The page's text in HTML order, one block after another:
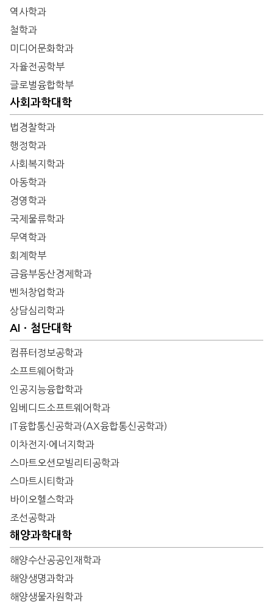
역사학과
철학과
미디어문화학과
자율전공학부
글로벌융합학부
사회과학대학
법경찰학과
행정학과
사회복지학과
아동학과
경영학과
국제물류학과
무역학과
회계학부
금융부동산경제학과
벤처창업학과
상담심리학과
AIㆍ첨단대학
컴퓨터정보공학과
소프트웨어학과
인공지능융합학과
임베디드소프트웨어학과
IT융합통신공학과(AX융합통신공학과)
이차전지·에너지학과
스마트오션모빌리티공학과
스마트시티학과
바이오헬스학과
조선공학과
해양과학대학
해양수산공공인재학과
해양생명과학과
해양생물자원학과